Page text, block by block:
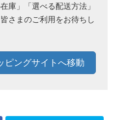
庫」「選べる配送方法」
さまのご利用をお待ちし
ピングサイトへ移動